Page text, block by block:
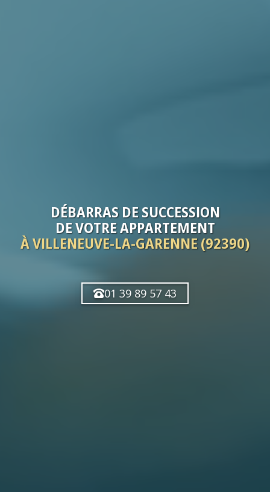
DÉBARRAS DE SUCCESSION
DE VOTREAPPARTEMENT
À VILLENEUVE-LA-GARENNE (92390)
01 39 89 57 43